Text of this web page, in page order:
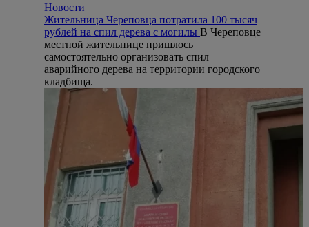
Новости
Жительница Череповца потратила 100 тысяч
рублей на спил дерева с могилы В Череповце
местной жительнице пришлось
самостоятельно организовать спил
аварийного дерева на территории городского
кладбища.